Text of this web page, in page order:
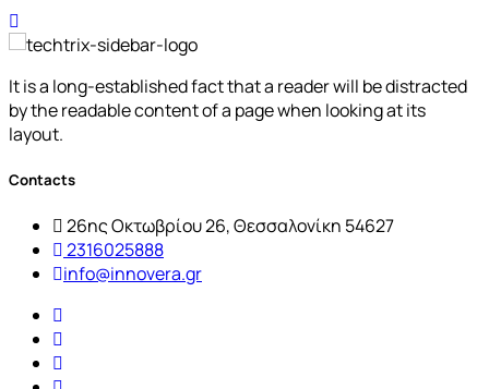
It is a long-established fact that a reader will be distracted
by the readable content of a page when looking at its
layout.
Contacts
26ης Οκτωβρίου 26, Θεσσαλονίκη 54627
2316025888
info@innovera.gr